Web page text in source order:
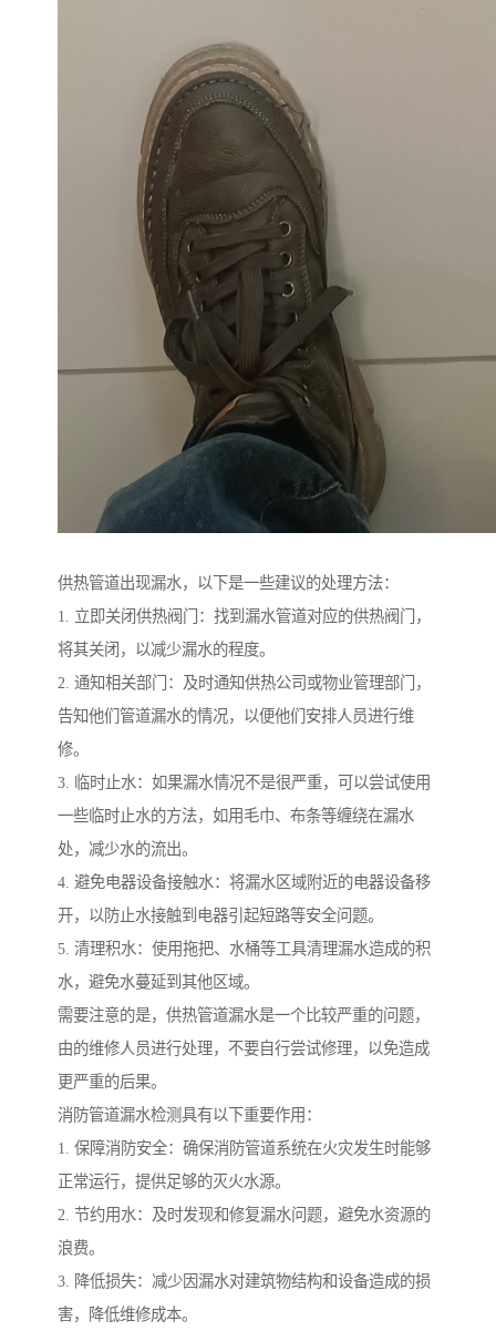
供热管道出现漏水，以下是一些建议的处理方法：
1. 立即关闭供热阀门：找到漏水管道对应的供热阀门，
将其关闭，以减少漏水的程度。
2. 通知相关部门：及时通知供热公司或物业管理部门，
告知他们管道漏水的情况，以便他们安排人员进行维
修。
3. 临时止水：如果漏水情况不是很严重，可以尝试使用
一些临时止水的方法，如用毛巾、布条等缠绕在漏水
处，减少水的流出。
4. 避免电器设备接触水：将漏水区域附近的电器设备移
开，以防止水接触到电器引起短路等安全问题。
5. 清理积水：使用拖把、水桶等工具清理漏水造成的积
水，避免水蔓延到其他区域。
需要注意的是，供热管道漏水是一个比较严重的问题，
由的维修人员进行处理，不要自行尝试修理，以免造成
更严重的后果。
消防管道漏水检测具有以下重要作用：
1. 保障消防安全：确保消防管道系统在火灾发生时能够
正常运行，提供足够的灭火水源。
2. 节约用水：及时发现和修复漏水问题，避免水资源的
浪费。
3. 降低损失：减少因漏水对建筑物结构和设备造成的损
害，降低维修成本。